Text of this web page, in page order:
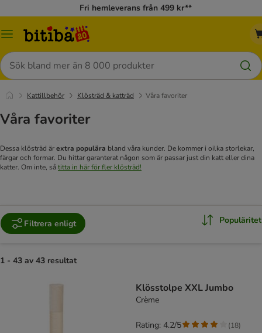
Fri hemleverans från 499 kr**
Meny
Sök
Kattillbehör Klösträd & katträd Våra favoriter
Våra favoriter
Dessa klösträd ärextra populära bland våra kunder. De kommer i oilka storlekar,
färgar och formar. Du hittar garanterat någon som är passar just din katt eller dina
katter. Om inte, såtitta in här för fler klösträd!
Filtrera enligt Populäritet
1 - 43 av 43 resultat
Klösstolpe XXL Jumbo
Crème
Rating: 4.2/5 (18)